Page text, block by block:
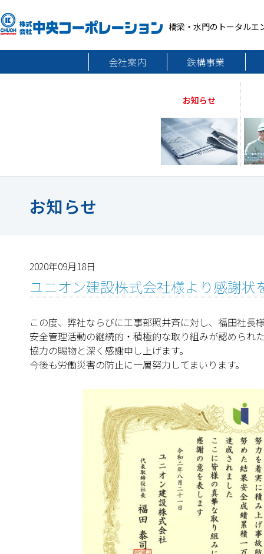
橋梁・水門のトータルエ
会社案内 鉄構事業
お知らせ
お知らせ
2020年09月18日
ユニオン建設株式会社様より感謝状
この度、弊社ならびに工事部照井斉に対し、福田社長
安全管理活動の継続的・積極的な取り組みが認められ
協力の賜物と深く感謝申し上げます。
今後も労働災害の防止に一層努力してまいります。